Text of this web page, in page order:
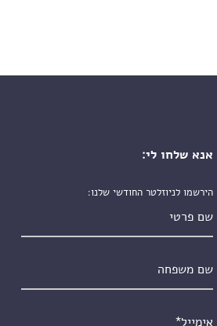
אנא שלחו לי:
הירשמו לניוזלטר החודשי שלנו: